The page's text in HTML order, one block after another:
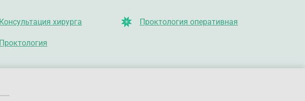
Консультация хирурга Проктология оперативная
Проктология